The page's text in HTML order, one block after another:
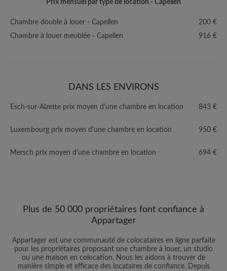
Prix mensuel par type de location - Capellen
Chambre double à louer - Capellen
200 €
Chambre à louer meublée - Capellen
916 €
DANS LES ENVIRONS
Esch-sur-Alzette prix moyen d'une chambre en location 843 €
Luxembourg prix moyen d'une chambre en location 950 €
Mersch prix moyen d'une chambre en location 694 €
Plus de 50 000 propriétaires font confiance à
Appartager
Appartager est une communauté de colocataires en ligne parfaite
pour les propriétaires proposant une chambre à louer, un studio
ou une maison en colocation. Nous les aidons à trouver de
manière simple et efficace des locataires de confiance. Depuis